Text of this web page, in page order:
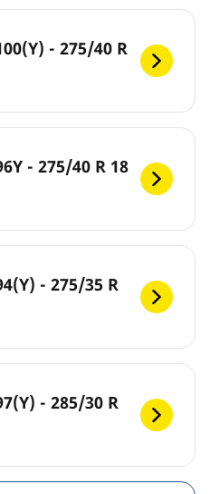
- 275/40 R
- 275/40 R 18
- 275/35 R
- 285/30 R